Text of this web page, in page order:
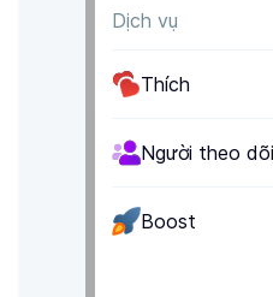
Dịch vụ
Thích
Người theo dõi
Boost